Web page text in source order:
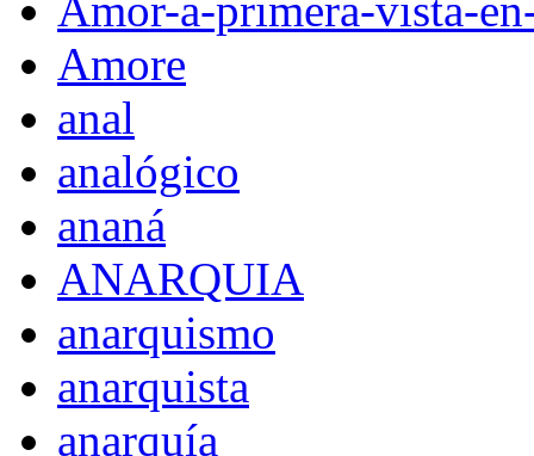
Amor-a-primera-vista-
Amore
anal
analógico
ananá
ANARQUIA
anarquismo
anarquista
anarquía